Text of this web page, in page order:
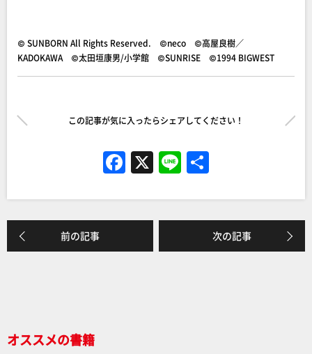
© SUNBORN All Rights Reserved. ©neco ©高屋良樹／
KADOKAWA ©太田垣康男/小学館 ©SUNRISE ©1994 BIGWEST
この記事が気に入ったらシェアしてください！
F
a
c
e
b
X Li
n
e
前の記事 次の記事
オススメの書籍